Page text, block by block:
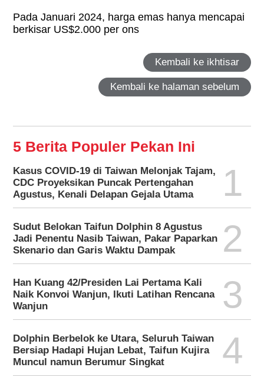
Pada Januari 2024, harga emas hanya mencapai
berkisar US$2.000 per ons
Kembali ke ikhtisar
Kembali ke halaman sebelum
5 Berita Populer Pekan Ini
Kasus COVID-19 di Taiwan Melonjak Tajam,
CDC Proyeksikan Puncak Pertengahan
Agustus, Kenali Delapan Gejala Utama
1
Sudut Belokan Taifun Dolphin 8 Agustus
Jadi Penentu Nasib Taiwan, Pakar Paparkan
Skenario dan Garis Waktu Dampak
2
Han Kuang 42/Presiden Lai Pertama Kali
Naik Konvoi Wanjun, Ikuti Latihan Rencana
Wanjun
3
Dolphin Berbelok ke Utara, Seluruh Taiwan
Bersiap Hadapi Hujan Lebat, Taifun Kujira
Muncul namun Berumur Singkat
4